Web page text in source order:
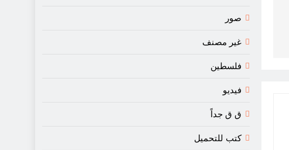
صور
غير مصنف
فلسطين
فيديو
ق ق جداً
كتب للتحميل